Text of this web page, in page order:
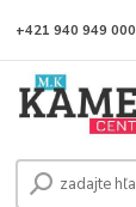
+421 940 949 000